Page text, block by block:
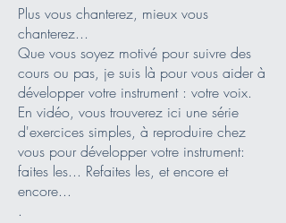
Plus vous chanterez, mieux vous
chanterez...
Que vous soyez motivé pour suivre des
cours ou pas, je suis là pour vous aider à
développer votre instrument : votre voix.
En vidéo, vous trouverez ici une série
d'exercices simples, à reproduire chez
vous pour développer votre instrument:
faites les... Refaites les, et encore et
encore...
.